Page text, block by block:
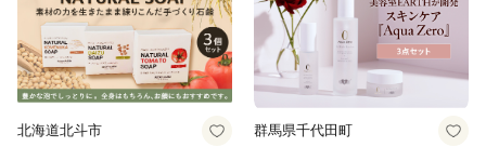
北海道北斗市 群馬県千代田町